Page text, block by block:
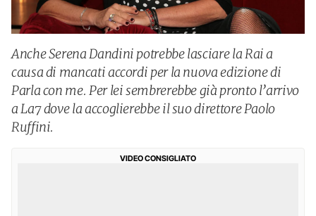
Anche Serena Dandini potrebbe lasciare la Rai a
causa di mancati accordi per la nuova edizione di
Parla con me. Per lei sembrerebbe già pronto l’arrivo
a La7 dove la accoglierebbe il suo direttore Paolo
Ruffini.
VIDEO CONSIGLIATO